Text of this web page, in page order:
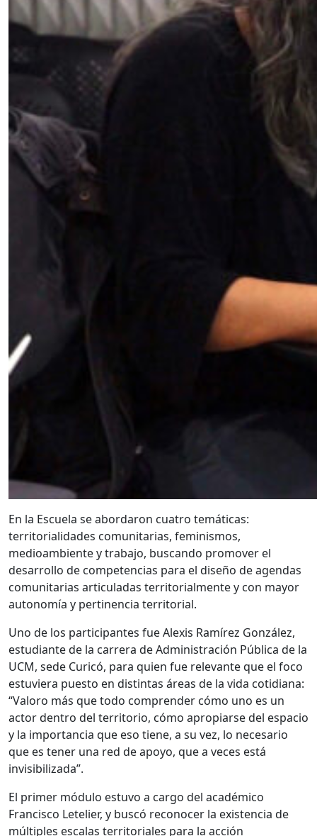
En la Escuela se abordaron cuatro temáticas:
territorialidades comunitarias, feminismos,
medioambiente y trabajo, buscando promover el
desarrollo de competencias para el diseño de agendas
comunitarias articuladas territorialmente y con mayor
autonomía y pertinencia territorial.
Uno de los participantes fue Alexis Ramírez González,
estudiante de la carrera de Administración Pública de la
UCM, sede Curicó, para quien fue relevante que el foco
estuviera puesto en distintas áreas de la vida cotidiana:
“Valoro más que todo comprender cómo uno es un
actor dentro del territorio, cómo apropiarse del espacio
y la importancia que eso tiene, a su vez, lo necesario
que es tener una red de apoyo, que a veces está
invisibilizada”.
El primer módulo estuvo a cargo del académico
Francisco Letelier, y buscó reconocer la existencia de
múltiples escalas territoriales para la acción